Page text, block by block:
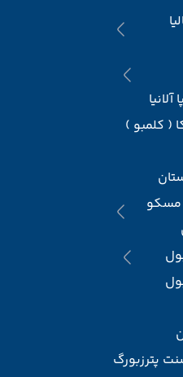
( کلمبو )
مسکو
پترزبورگ